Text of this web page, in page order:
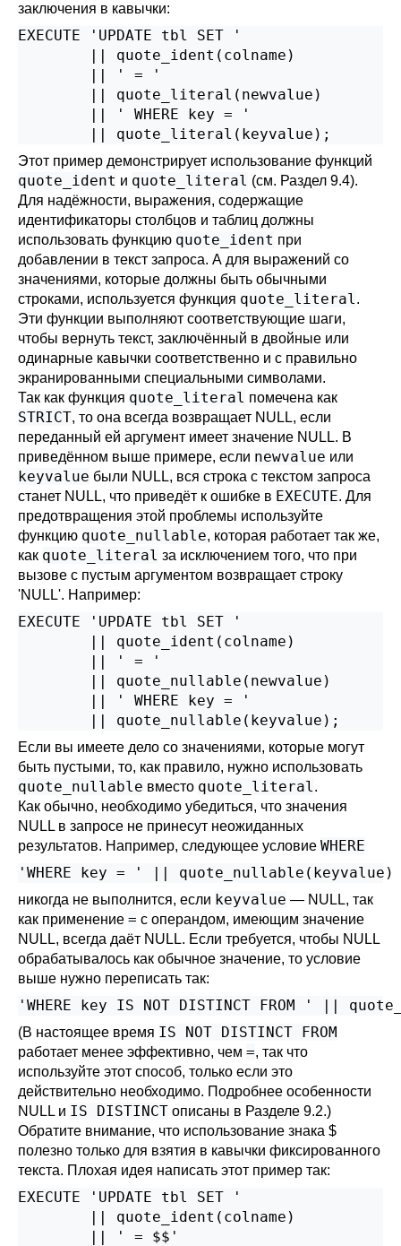
заключения в кавычки:
EXECUTE 'UPDATE tbl SET '
        || quote_ident(colname)
        || ' = '
        || quote_literal(newvalue)
        || ' WHERE key = '
        || quote_literal(keyvalue);
Этот пример демонстрирует использование функций
quote_ident и quote_literal (см. Раздел 9.4).
Для надёжности, выражения, содержащие
идентификаторы столбцов и таблиц должны
использовать функцию quote_ident при
добавлении в текст запроса. А для выражений со
значениями, которые должны быть обычными
строками, используется функция quote_literal.
Эти функции выполняют соответствующие шаги,
чтобы вернуть текст, заключённый в двойные или
одинарные кавычки соответственно и с правильно
экранированными специальными символами.
Так как функция quote_literal помечена как
STRICT, то она всегда возвращает NULL, если
переданный ей аргумент имеет значение NULL. В
приведённом выше примере, если newvalue или
keyvalue были NULL, вся строка с текстом запроса
станет NULL, что приведёт к ошибке в EXECUTE. Для
предотвращения этой проблемы используйте
функцию quote_nullable, которая работает так же,
как quote_literal за исключением того, что при
вызове с пустым аргументом возвращает строку
'NULL'. Например:
EXECUTE 'UPDATE tbl SET '
        || quote_ident(colname)
        || ' = '
        || quote_nullable(newvalue)
        || ' WHERE key = '
        || quote_nullable(keyvalue);
Если вы имеете дело со значениями, которые могут
быть пустыми, то, как правило, нужно использовать
quote_nullable вместо quote_literal.
Как обычно, необходимо убедиться, что значения
NULL в запросе не принесут неожиданных
результатов. Например, следующее условие WHERE
'WHERE key = ' || quote_nullable(keyvalue)
никогда не выполнится, если keyvalue — NULL, так
как применение = с операндом, имеющим значение
NULL, всегда даёт NULL. Если требуется, чтобы NULL
обрабатывалось как обычное значение, то условие
выше нужно переписать так:
'WHERE key IS NOT DISTINCT FROM ' ||
(В настоящее время IS NOT DISTINCT FROM
работает менее эффективно, чем =, так что
используйте этот способ, только если это
действительно необходимо. Подробнее особенности
NULL и IS DISTINCT описаны в Разделе 9.2.)
Обратите внимание, что использование знака $
полезно только для взятия в кавычки фиксированного
текста. Плохая идея написать этот пример так:
EXECUTE 'UPDATE tbl SET '
        || quote_ident(colname)
        || ' = $$'